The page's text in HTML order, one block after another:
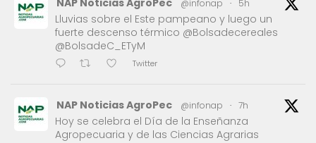
NAP Noticias AgroPec @infonap · 5h
Lluvias sobre el Este pampeano y luego un
fuerte descenso térmico @Bolsadecereales
@BolsadeC_ETyM
Twitter
NAP Noticias AgroPec @infonap · 7h
Hoy se celebra el Día de la Enseñanza
Agropecuaria y de las Ciencias Agrarias